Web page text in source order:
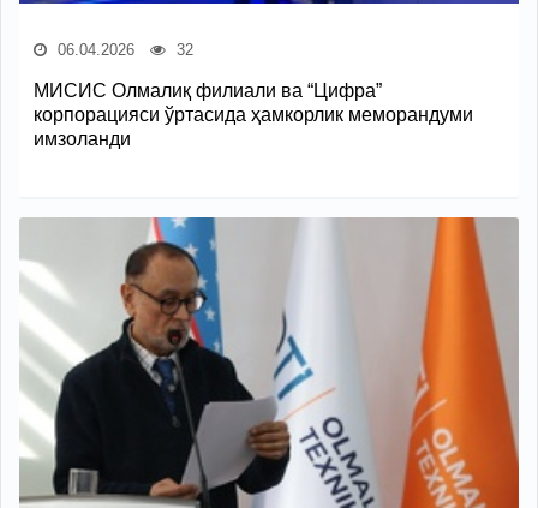
06.04.2026 32
МИСИС Олмалиқ филиали ва “Цифра”
корпорацияси ўртасида ҳамкорлик меморандуми
имзоланди